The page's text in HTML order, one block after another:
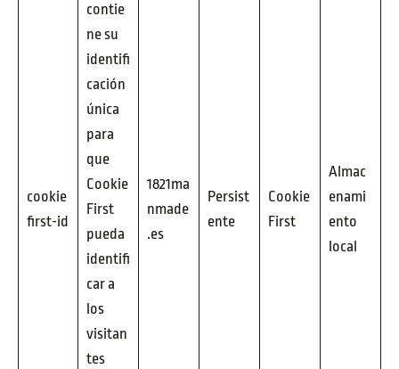
cookie
first-id
contie
ne su
identifi
cación
única
para
que
Cookie
First
pueda
identifi
car a
los
visitan
tes
1821ma
nmade
.es
Persist
ente
Cookie
First
Almac
enami
ento
local